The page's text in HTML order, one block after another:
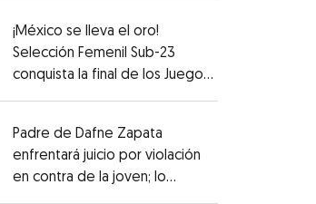
window
¡México se lleva el oro!
Selección Femenil Sub-23
conquista la final de los Juegos
window
Padre de Dafne Zapata
enfrentará juicio por violación
en contra de la joven; lo